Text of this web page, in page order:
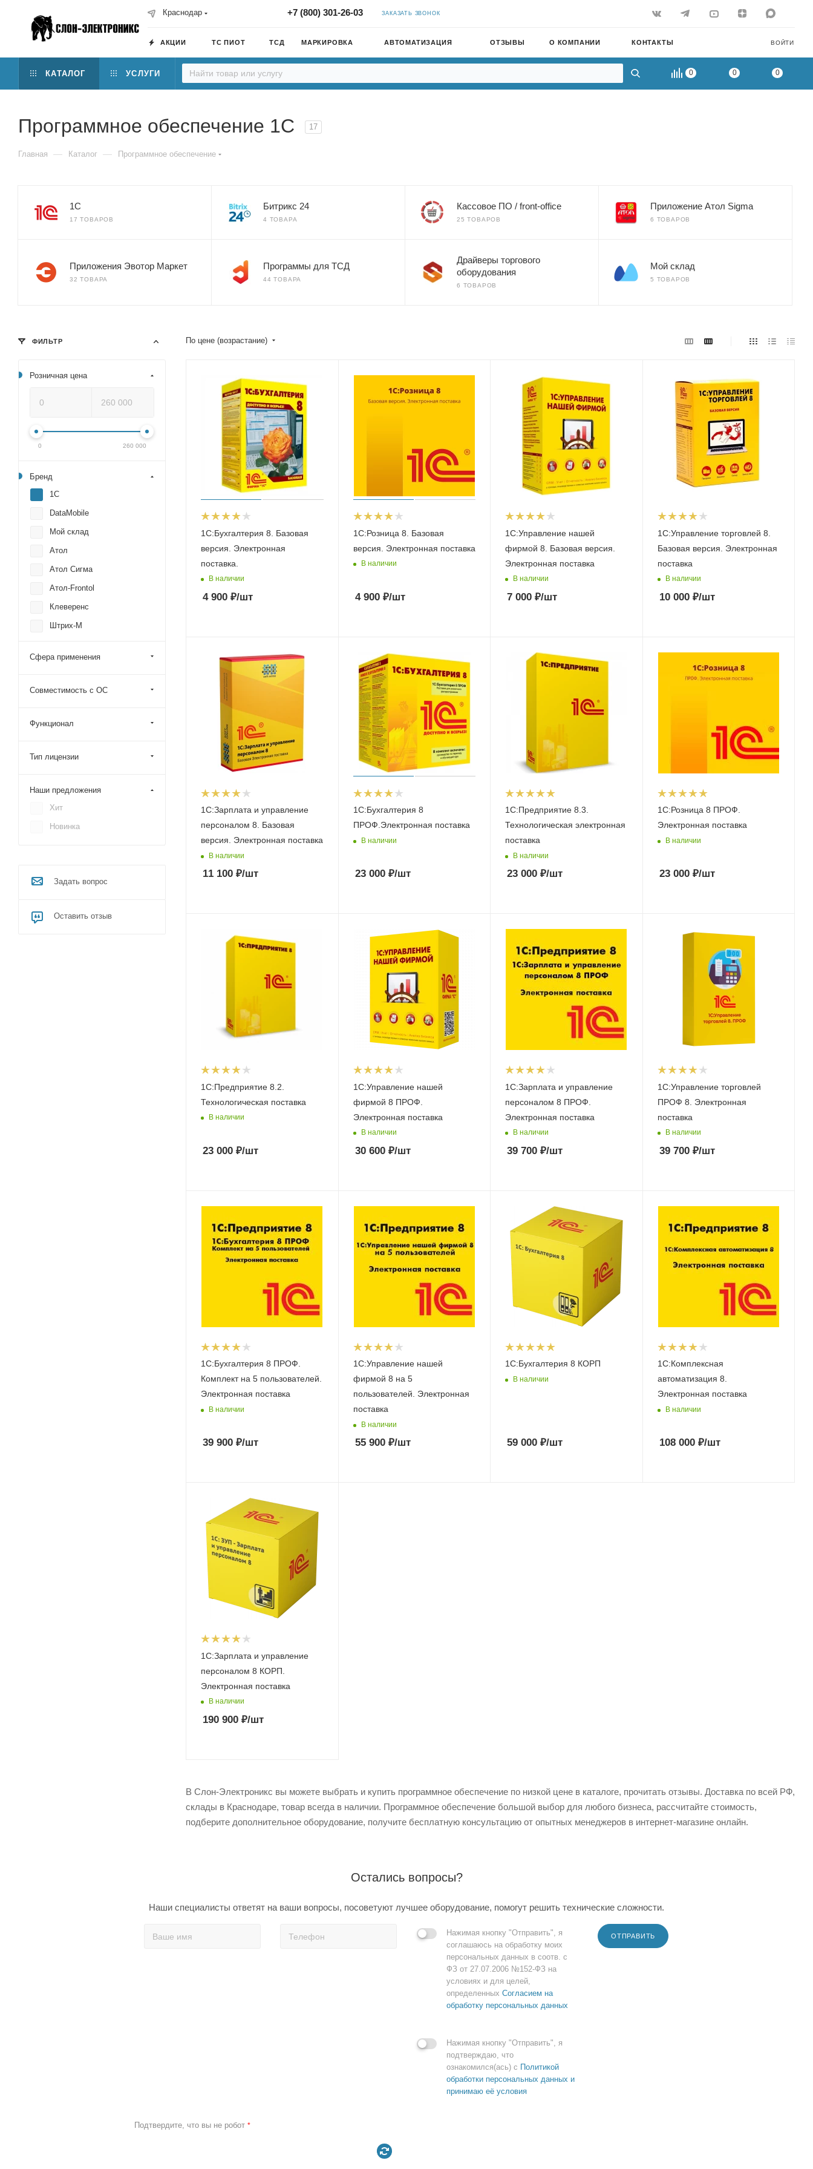
Краснодар +7 (800) 301-26-03 ЗАКАЗАТЬ ЗВОНОК
ВОЙТИ
АКЦИИ ТС ПИОТ ТСД МАРКИРОВКА АВТОМАТИЗАЦИЯ ОТЗЫВЫ О КОМПАНИИ КОНТАКТЫ
0 0 0
КАТАЛОГ УСЛУГИ
Программное обеспечение 1С 17
Главная — Каталог — Программное обеспечение
1С
17 ТОВАРОВ
Битрикс 24
4 ТОВАРА
Кассовое ПО / front-office
25 ТОВАРОВ
Приложение Атол Sigma
6 ТОВАРОВ
Приложения Эвотор Маркет
32 ТОВАРА
Программы для ТСД
44 ТОВАРА
Драйверы торгового
оборудования
6 ТОВАРОВ
Мой склад
5 ТОВАРОВ
По цене (возрастание)
1С:Бухгалтерия 8. Базовая
версия. Электронная
поставка.
В наличии
4 900 ₽/шт
1С:Розница 8. Базовая
версия. Электронная поставка
В наличии
4 900₽/шт
1С:Управление нашей
фирмой 8. Базовая версия.
Электронная поставка
В наличии
7 000 ₽/шт
1С:Управление торговлей 8.
Базовая версия. Электронная
поставка
В наличии
10 000₽/шт
1С:Зарплата и управление
персоналом 8. Базовая
версия. Электронная поставка
В наличии
11 100 ₽/шт
1С:Бухгалтерия 8
ПРОФ.Электронная поставка
В наличии
23 000₽/шт
1С:Предприятие 8.3.
Технологическая электронная
поставка
В наличии
23 000 ₽/шт
1С:Розница 8 ПРОФ.
Электронная поставка
В наличии
23 000₽/шт
1С:Предприятие 8.2.
Технологическая поставка
В наличии
23 000 ₽/шт
1С:Управление нашей
фирмой 8 ПРОФ.
Электронная поставка
В наличии
30 600₽/шт
1С:Зарплата и управление
персоналом 8 ПРОФ.
Электронная поставка
В наличии
39 700 ₽/шт
1С:Управление торговлей
ПРОФ 8. Электронная
поставка
В наличии
39 700₽/шт
1С:Бухгалтерия 8 ПРОФ.
Комплект на 5 пользователей.
Электронная поставка
В наличии
39 900 ₽/шт
1С:Управление нашей
фирмой 8 на 5
пользователей. Электронная
поставка
В наличии
55 900₽/шт
1С:Бухгалтерия 8 КОРП
В наличии
59 000 ₽/шт
1С:Комплексная
автоматизация 8.
Электронная поставка
В наличии
108 000₽/шт
1С:Зарплата и управление
персоналом 8 КОРП.
Электронная поставка
В наличии
190 900 ₽/шт
В Слон-Электроникс вы можете выбрать и купить программное обеспечение по низкой цене в каталоге, прочитать отзывы. Доставка по всей РФ,
склады в Краснодаре, товар всегда в наличии. Программное обеспечение большой выбор для любого бизнеса, рассчитайте стоимость,
подберите дополнительное оборудование, получите бесплатную консультацию от опытных менеджеров в интернет-магазине онлайн.
ФИЛЬТР
Розничная цена
0 260 000
Бренд
1С
DataMobile
Мой склад
Атол
Атол Сигма
Атол-Frontol
Клеверенс
Штрих-М
Битрикс 24
Сфера применения
Совместимость с ОС
Функционал
Тип лицензии
Наши предложения
Хит
Новинка
Задать вопрос
Оставить отзыв
Остались вопросы?
Наши специалисты ответят на ваши вопросы, посоветуют лучшее оборудование, помогут решить технические сложности.
Нажимая кнопку "Отправить", я
соглашаюсь на обработку моих
персональных данных в соотв. с
ФЗ от 27.07.2006 №152-ФЗ на
условиях и для целей,
определенных Согласием на
обработку персональных данных
Нажимая кнопку "Отправить", я
подтверждаю, что
ознакомился(ась) с Политикой
обработки персональных данных и
принимаю её условия
ОТПРАВИТЬ
Подтвердите, что вы не робот *